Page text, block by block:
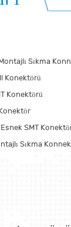
Sıkma
Konektörü
Konektörü
SMT
Sıkma